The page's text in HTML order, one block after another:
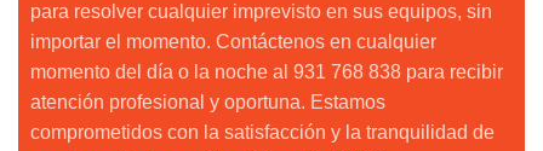
para resolver cualquier imprevisto en sus equipos, sin
importar el momento. Contáctenos en cualquier
momento del día o la noche al 931 768 838 para recibir
atención profesional y oportuna. Estamos
comprometidos con la satisfacción y la tranquilidad de